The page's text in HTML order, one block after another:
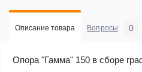
Описание товара Вопросы 0
Опора "Гамма" 150 в сборе